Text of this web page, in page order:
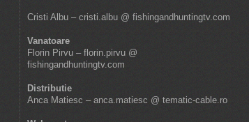
Cristi Albu – cristi.albu @ fishingandhuntingtv.com
Vanatoare
Florin Pirvu – florin.pirvu @
fishingandhuntingtv.com
Distributie
Anca Matiesc – anca.matiesc @ tematic-cable.ro